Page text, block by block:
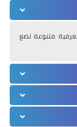
متنوعة تضع